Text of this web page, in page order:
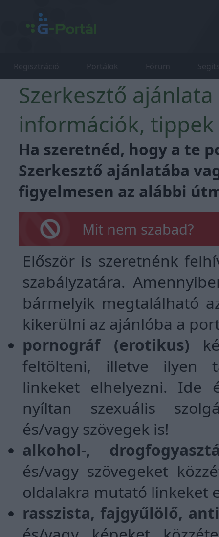
Regisztráció Portálok Fórum
Szerkesztő
információk, tippek
Ha szeretnéd, hogy a te
Szerkesztő ajánlatába
figyelmesen az alábbi
Mit nem szabad?
Először is szeretnénk
szabályzatára.
bármelyik megtalálható
kikerülni az ajánlóba a
pornográf (erotikus)
feltölteni, illetve ilyen
linkeket elhelyezni. Ide
nyíltan szexuális
és/vagy szövegek is!
alkohol-,
és/vagy szövegeket
oldalakra mutató linkeket
rasszista, fajgyűlölő,